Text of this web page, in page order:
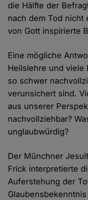
die Hälfte der
nach dem Tod nicht
von Gott inspirierte
Eine mögliche
Heilslehre und viele
so schwer
verunsichert sind.
aus unserer
nachvollziehbar?
unglaubwürdig?
Der Münchner
Frick interpretierte
Auferstehung der